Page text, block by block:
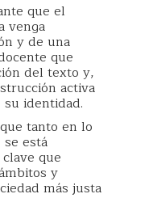
que el
venga
y de una
que
del texto y,
activa
identidad.
tanto en lo
está
que
y
más justa